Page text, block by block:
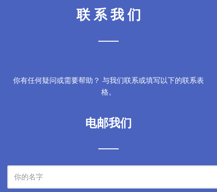
联 系 我 们
你有任何疑问或需要帮助？ 与我们联系或填写以下的联系表
格。
电邮我们